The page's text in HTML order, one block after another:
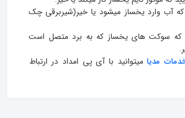
که آب وارد یخساز میشود یا خیر(شیربرقی چک
که سوکت های یخساز که به برد متصل است
مدیا میتوانید با آی پی امداد در ارتباط